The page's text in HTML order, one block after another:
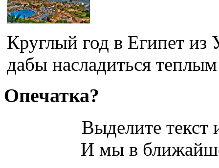
Круглый год в Египет из
дабы насладиться
Опечатка?
Выделите
И мы в